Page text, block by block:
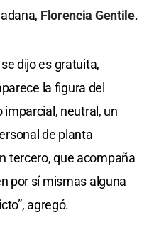
Florencia Gentile.
dijo es gratuita,
la figura del
imparcial, neutral, un
de planta
tercero, que acompaña
por sí mismas alguna
agregó.